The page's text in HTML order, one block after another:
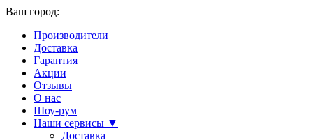
Ваш город:
Производители
Доставка
Гарантия
Акции
Отзывы
О нас
Шоу-рум
Наши сервисы ▼
Доставка